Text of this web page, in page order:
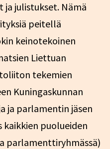
julistukset. Nämä
peitellä
keinotekoinen
Liettuan
tekemien
Kuningaskunnan
ja parlamentin jäsen
kaikkien puolueiden
parlamenttiryhmässä)